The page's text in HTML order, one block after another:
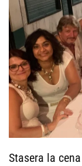
Stasera la